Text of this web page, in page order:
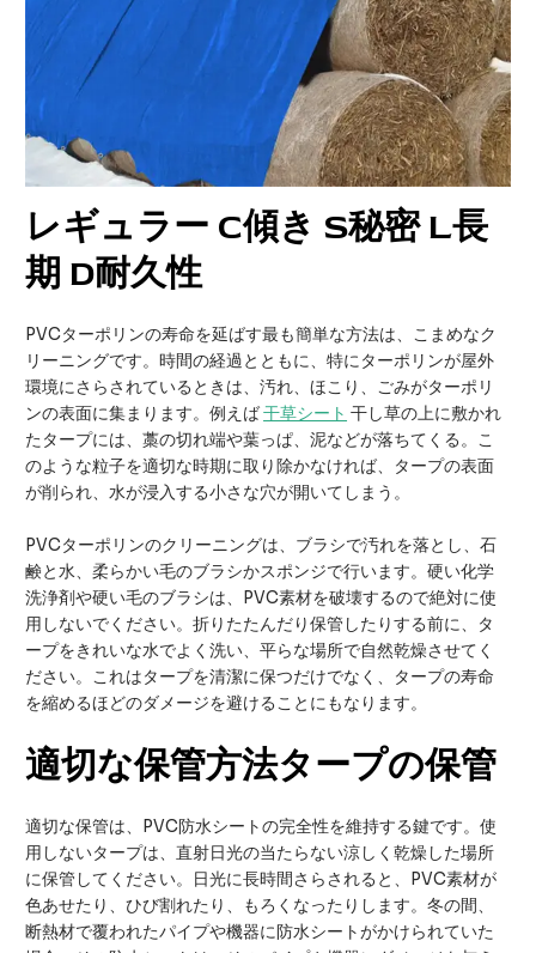
レギュラー C傾きS秘密L長
期 D耐久性
PVCターポリンの寿命を延ばす最も簡単な方法は、こまめなク
リーニングです。時間の経過とともに、特にターポリンが屋外
環境にさらされているときは、汚れ、ほこり、ごみがターポリ
ンの表面に集まります。例えば干草シート 干し草の上に敷かれ
たタープには、藁の切れ端や葉っぱ、泥などが落ちてくる。こ
のような粒子を適切な時期に取り除かなければ、タープの表面
が削られ、水が浸入する小さな穴が開いてしまう。
PVCターポリンのクリーニングは、ブラシで汚れを落とし、石
鹸と水、柔らかい毛のブラシかスポンジで行います。硬い化学
洗浄剤や硬い毛のブラシは、PVC素材を破壊するので絶対に使
用しないでください。折りたたんだり保管したりする前に、タ
ープをきれいな水でよく洗い、平らな場所で自然乾燥させてく
ださい。これはタープを清潔に保つだけでなく、タープの寿命
を縮めるほどのダメージを避けることにもなります。
適切な保管方法タープの保管
適切な保管は、PVC防水シートの完全性を維持する鍵です。使
用しないタープは、直射日光の当たらない涼しく乾燥した場所
に保管してください。日光に長時間さらされると、PVC素材が
色あせたり、ひび割れたり、もろくなったりします。冬の間、
断熱材で覆われたパイプや機器に防水シートがかけられていた